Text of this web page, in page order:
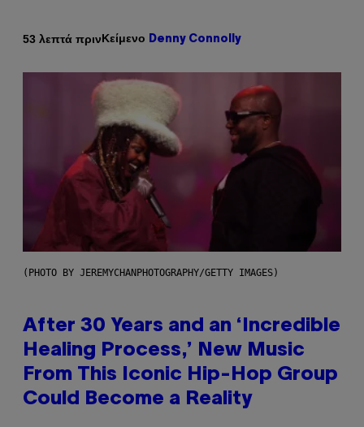
53 λεπτά πρινΚείμενο Denny Connolly
(PHOTO BY JEREMYCHANPHOTOGRAPHY/GETTY IMAGES)
After 30 Years and an ‘Incredible
Healing Process,’ New Music
From This Iconic Hip-Hop Group
Could Become a Reality